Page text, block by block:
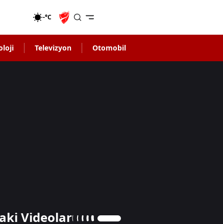
-°C
Televizyon Otomobil
Videolar